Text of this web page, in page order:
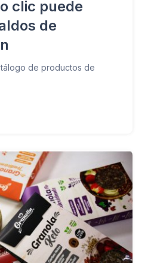
clic puede
de
de productos de